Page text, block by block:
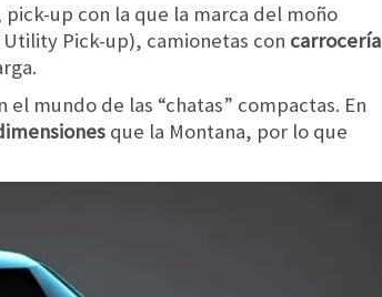
pick-up con la que la marca del moño
Pick-up), camionetas con carrocería
el mundo de las “chatas” compactas. En
que la Montana, por lo que